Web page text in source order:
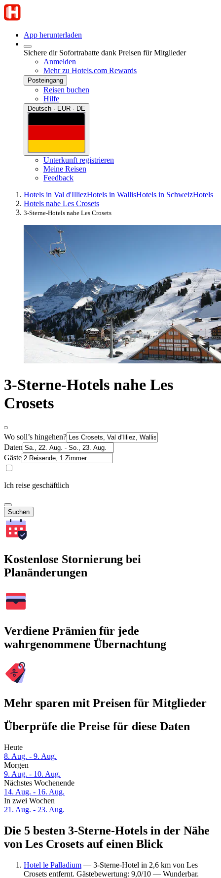
App herunterladen
Sichere dir Sofortrabatte dank Preisen für Mitglieder
Anmelden
Mehr zu Hotels.com Rewards
Posteingang
Reisen buchen
Hilfe
Deutsch · EUR · DE
Unterkunft registrieren
Meine Reisen
Feedback
Hotels in Val d'IlliezHotels in WallisHotels in SchweizHotels
Hotels nahe Les Crosets
3-Sterne-Hotels nahe Les Crosets
3-Sterne-Hotels nahe Les
Crosets
Wo soll’s hingehen?
Daten
Gäste
Ich reise geschäftlich
Suchen
Kostenlose Stornierung bei
Planänderungen
Verdiene Prämien für jede
wahrgenommene Übernachtung
Mehr sparen mit Preisen für Mitglieder
Überprüfe die Preise für diese Daten
Heute
8. Aug. - 9. Aug.
Morgen
9. Aug. - 10. Aug.
Nächstes Wochenende
14. Aug. - 16. Aug.
In zwei Wochen
21. Aug. - 23. Aug.
Die 5 besten 3-Sterne-Hotels in der Nähe
von Les Crosets auf einen Blick
Hotel le Palladium — 3-Sterne-Hotel in 2,6 km von Les
Crosets entfernt. Gästebewertung: 9,0/10 — Wunderbar.